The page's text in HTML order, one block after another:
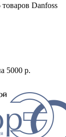
Danfoss
5000 р.